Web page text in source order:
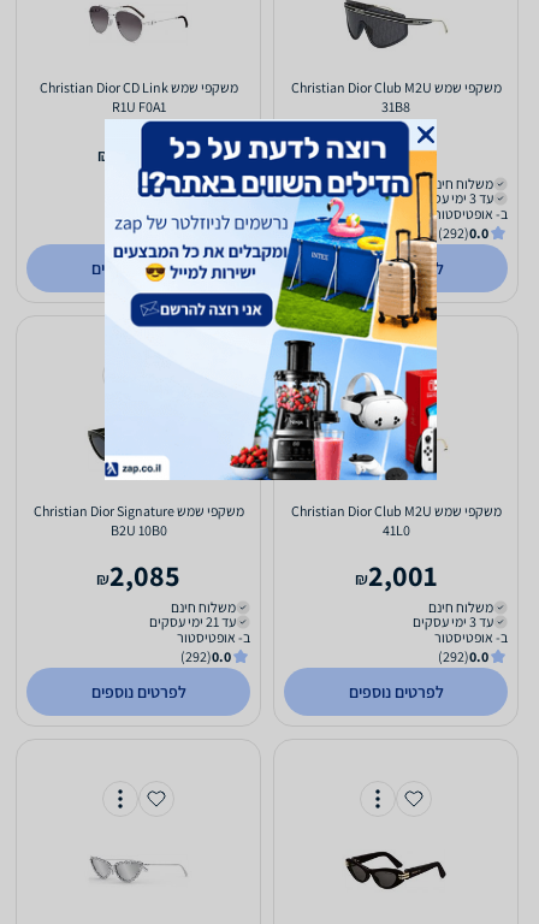
משקפי שמש Christian Dior Club M2U
31B8
2,001
₪
משלוח חינם
עד 3 ימי עסקים
ב- אופטיסטור
0.0
(292)
לפרטים נוספים
משקפי שמש Christian Dior CD Link
R1U F0A1
2,001
₪
משלוח חינם
עד 3 ימי עסקים
ב- אופטיסטור
0.0
(292)
לפרטים נוספים
משקפי שמש Christian Dior Club M2U
41L0
2,001
₪
משלוח חינם
עד 3 ימי עסקים
ב- אופטיסטור
0.0
(292)
לפרטים נוספים
משקפי שמש Christian Dior Signature
B2U 10B0
2,085
₪
משלוח חינם
עד 21 ימי עסקים
ב- אופטיסטור
0.0
(292)
לפרטים נוספים